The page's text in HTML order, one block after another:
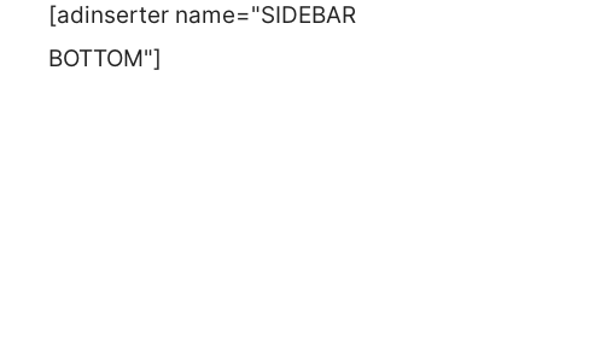
[adinserter name="SIDEBAR
BOTTOM"]